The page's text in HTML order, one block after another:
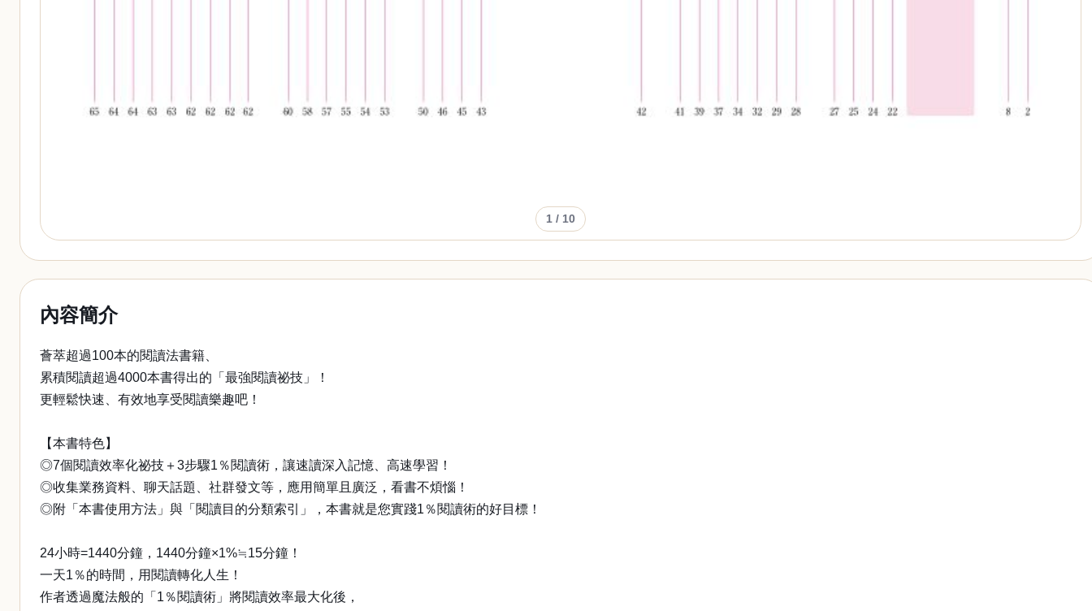
1 / 10
內容簡介
薈萃超過100本的閱讀法書籍、
累積閱讀超過4000本書得出的「最強閱讀祕技」！
更輕鬆快速、有效地享受閱讀樂趣吧！
【本書特色】
◎7個閱讀效率化祕技＋3步驟1％閱讀術，讓速讀深入記憶、高速學習！
◎收集業務資料、聊天話題、社群發文等，應用簡單且廣泛，看書不煩惱！
◎附「本書使用方法」與「閱讀目的分類索引」，本書就是您實踐1％閱讀術的好目標！
24小時=1440分鐘，1440分鐘×1%≒15分鐘！
一天1％的時間，用閱讀轉化人生！
作者透過魔法般的「1％閱讀術」將閱讀效率最大化後，